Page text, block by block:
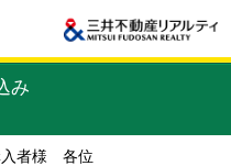
み
入者様 各位